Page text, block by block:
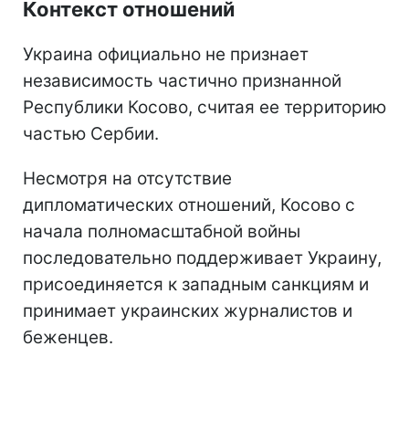
Контекст отношений
Украина официально не признает
независимость частично признанной
Республики Косово, считая ее территорию
частью Сербии.
Несмотря на отсутствие
дипломатических отношений, Косово с
начала полномасштабной войны
последовательно поддерживает Украину,
присоединяется к западным санкциям и
принимает украинских журналистов и
беженцев.